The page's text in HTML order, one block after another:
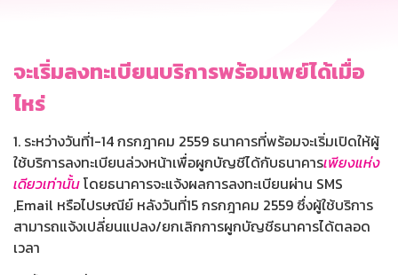
จะเริ่มลงทะเบียนบริการพร้อมเพย์ได้เมื่อ
ไหร่
1. ระหว่างวันที่1-14 กรกฎาคม 2559 ธนาคารที่พร้อมจะเริ่มเปิดให้ผู้
ใช้บริการลงทะเบียนล่วงหน้าเพื่อผูกบัญชีได้กับธนาคารเพียงแห่ง
เดียวเท่านั้นโดยธนาคารจะแจ้งผลการลงทะเบียนผ่าน SMS
,Email หรือไปรษณีย์ หลังวันที่15 กรกฎาคม 2559 ซึ่งผู้ใช้บริการ
สามารถแจ้งเปลี่ยนแปลง/ยกเลิกการผูกบัญชีธนาคารได้ตลอด
เวลา